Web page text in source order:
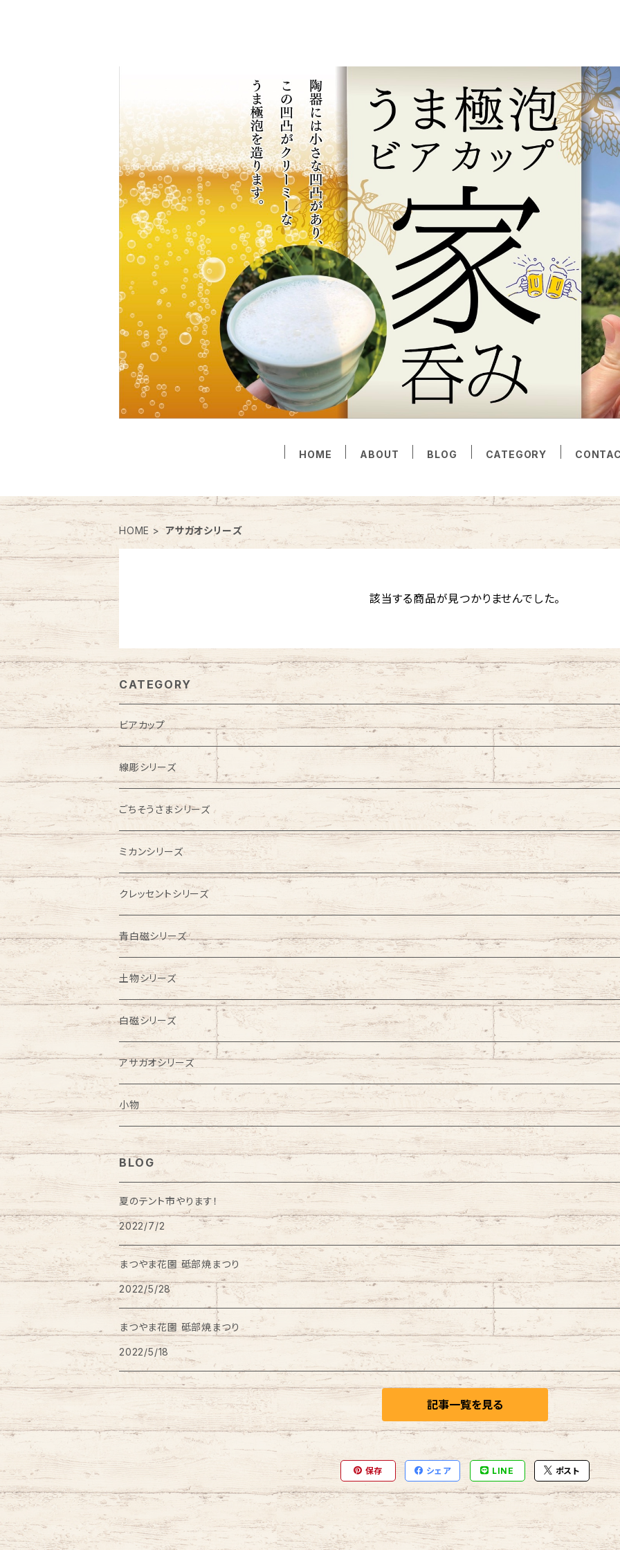
HOME ABOUT BLOG CATEGORY
HOME アサガオシリーズ
該当する商品が見つかりませんでした。
CATEGORY
ビアカップ
線彫シリーズ
ビアカップ
フリーカップ
お茶碗
お皿
鉢
ラーメン鉢
こども食器
お食い初めセット
蕎麦猪口
カップ＆ソーサー
酒器
ワインカップ
ワインクーラー
豆皿
はし置き
ごちそうさまシリーズ
こども食器
お食い初めセット
お皿
浅鉢
お茶碗
汁碗
湯飲み
はし置き
ミカンシリーズ
お皿
お茶碗
鉢
フリーカップ
蕎麦猪口
カップ＆ソーサー
はし置き
風鈴
クレッセントシリーズ
皿
豆皿
青白磁シリーズ
ビアカップ
土物シリーズ
ビアカップ
お皿
はし置き
白磁シリーズ
フリーカップ
蕎麦猪口
ゴブレット
花瓶
アサガオシリーズ
ビアカップ
フリーカップ
風鈴
小物
クリスマスオーナメント
鏡餅
BLOG
夏のテント市やります！
2022/7/2
まつやま花園 砥部焼まつり
2022/5/28
まつやま花園 砥部焼まつり
2022/5/18
記事一覧を見る
保存 シェア LINE ポスト